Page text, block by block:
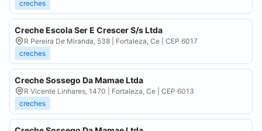
creches
Creche Escola Ser E Crescer S/s Ltda
R Pereira De Miranda, 538 | Fortaleza, Ce | CEP 6017
creches
Creche Sossego Da Mamae Ltda
R Vicente Linhares, 1470 | Fortaleza, Ce | CEP 6013
creches